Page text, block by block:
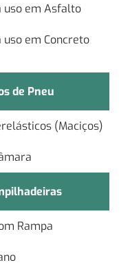
uso em Asfalto
em Concreto
de Pneu
(Maciços)
Rampa